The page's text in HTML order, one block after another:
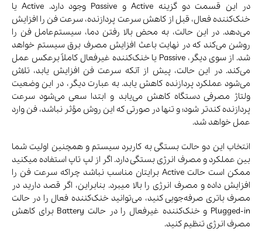
در این قسمت دو گزینه Active و Passive وجود دارد. Active یا
خنک‌کننده فعال، قبل از کاهش سرعت پردازنده، سرعت فن را افزایش
می‌دهد. در این حالت، به محض بالا رفتن دما، سیستم‌عامل فن را
روشن می‌کند که در نهایت باعث افزایش مصرف برق سیستم خواهد
شد. از سوی دیگر، Passive یا خنک‌کننده غیرفعال کاملاً برعکس عمل
می‌کند. در این حالت، پیش از آنکه سرعت فن افزایش یابد، تلاش
می‌شود عملکرد پردازنده کاهش یابد. به عبارت دیگر، در این وضعیت
ولتاژ مصرفی دستگاه کاهش می‌یابد و ابتدا سعی می‌شود سرعت
پردازنده کندتر شود؛ و تنها در صورتی که این روش مؤثر نباشد، فن وارد
عمل خواهد شد.
انتخاب این دو حالت بستگی به کاربرد سیستم و همچنین اولیت‌ شما
بین عملکرد و مصرف انرژی بستگی دارد. اگر از لپ تاپ استفاده میکنید
ممکن است حالت Active برایتان مناسب نباشد چراکه سرعت فن را
افزایش داده و مصرف انرژی را بالا میبرد. بنابراین، اگر قصد دارید در
مصرف باتری صرفه‌جویی کنید، می‌توانید خنک‌کننده فعال را در حالت
Plugged-in و خنک‌کننده غیرفعال را در حالت Battery برای کاهش
مصرف انرژی تنظیم کنید.